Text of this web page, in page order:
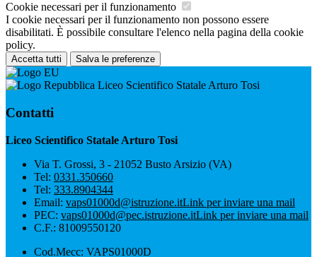
Cookie necessari per il funzionamento
I cookie necessari per il funzionamento non possono essere
disabilitati. È possibile consultare l'elenco nella pagina della cookie
policy.
Accetta tutti Salva le preferenze
Liceo Scientifico Statale Arturo Tosi
Contatti
Liceo Scientifico Statale Arturo Tosi
Via T. Grossi, 3 - 21052 Busto Arsizio (VA)
Tel: 0331.350660
Tel: 333.8904344
Email: vaps01000d@istruzione.itLink per inviare una mail
PEC: vaps01000d@pec.istruzione.itLink per inviare una mail
C.F.: 81009550120
Cod.Mecc: VAPS01000D